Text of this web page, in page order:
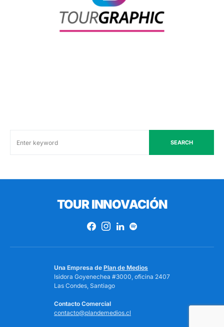
SEARCH
TOUR INNOVACIÓN
Una Empresa de Plan de Medios
Isidora Goyenechea #3000, oficina 2407
Las Condes, Santiago
Contacto Comercial
contacto@plandemedios.cl